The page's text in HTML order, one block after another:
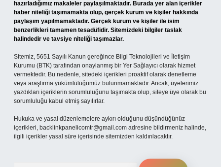
hazırladığımız makaleler paylaşılmaktadır. Burada yer alan içerikler
haber niteliği taşımamakta olup, gerçek kurum ve kişiler hakkında
paylaşım yapılmamaktadır. Gerçek kurum ve kişiler ile isim
benzerlikleri tamamen tesadüfidir. Sitemizdeki bilgiler taslak
halindedir ve tavsiye niteliği taşımazlar.
Sitemiz, 5651 Sayılı Kanun gereğince Bilgi Teknolojileri ve İletişim
Kurumu (BTK) tarafından onaylanmış bir Yer Sağlayıcı olarak hizmet
vermektedir. Bu nedenle, sitedeki içerikleri proaktif olarak denetleme
veya araştırma yükümlülüğümüz bulunmamaktadır. Ancak, üyelerimiz
yazdıkları içeriklerin sorumluluğunu taşımakta olup, siteye üye olarak bu
sorumluluğu kabul etmiş sayılırlar.
Hukuka ve yasal düzenlemelere aykırı olduğunu düşündüğünüz
içerikleri, backlinkpanelicomtr@gmail.com adresine bildirmeniz halinde,
ilgili içerikler yasal süre içerisinde sitemizden kaldırılacaktır.